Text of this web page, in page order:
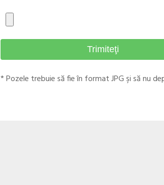
* Pozele trebuie să fie în format JPG şi să nu